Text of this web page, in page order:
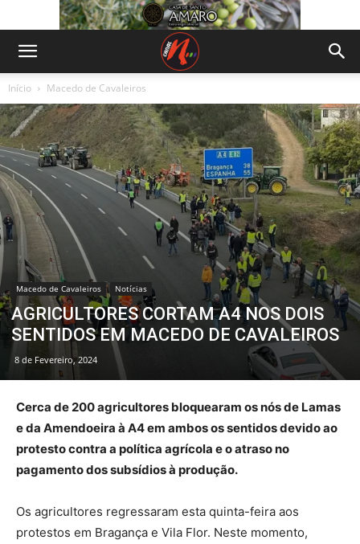
Início Macedo de Cavaleiros
Macedo de Cavaleiros Notícias
AGRICULTORES CORTAM A4 NOS DOIS
SENTIDOS EM MACEDO DE CAVALEIROS
8 de Fevereiro, 2024
Cerca de 200 agricultores bloquearam os nós de Lamas
e da Amendoeira à A4 em ambos os sentidos devido ao
protesto contra a política agrícola e o atraso no
pagamento dos subsídios à produção.
Os agricultores regressaram esta quinta-feira aos
protestos em Bragança e Vila Flor. Neste momento,